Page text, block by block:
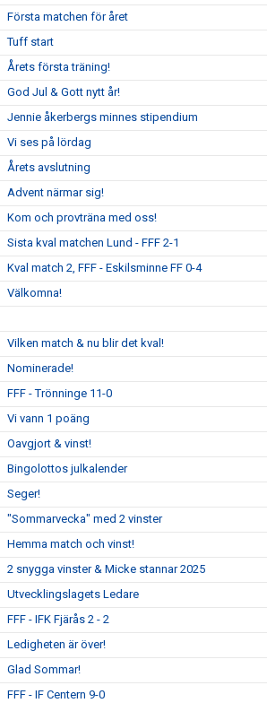
Första matchen för året
Tuff start
Årets första träning!
God Jul & Gott nytt år!
Jennie åkerbergs minnes stipendium
Vi ses på lördag
Årets avslutning
Advent närmar sig!
Kom och provträna med oss!
Sista kval matchen Lund - FFF 2-1
Kval match 2, FFF - Eskilsminne FF 0-4
Välkomna!
Vilken match & nu blir det kval!
Nominerade!
FFF - Trönninge 11-0
Vi vann 1 poäng
Oavgjort & vinst!
Bingolottos julkalender
Seger!
"Sommarvecka" med 2 vinster
Hemma match och vinst!
2 snygga vinster & Micke stannar 2025
Utvecklingslagets Ledare
FFF - IFK Fjärås 2 - 2
Ledigheten är över!
Glad Sommar!
FFF - IF Centern 9-0